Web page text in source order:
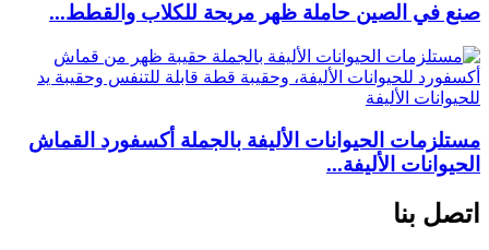
صنع في الصين حاملة ظهر مريحة للكلاب والقطط...
مستلزمات الحيوانات الأليفة بالجملة أكسفورد القماش
الحيوانات الأليفة...
اتصل بنا